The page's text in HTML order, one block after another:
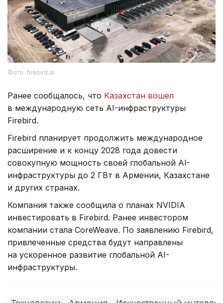
Фото: firebird.ai
Ранее сообщалось, что Казахстан вошел
в международную сеть AI-инфраструктуры
Firebird.
Firebird планирует продолжить международное
расширение и к концу 2028 года довести
совокупную мощность своей глобальной AI-
инфраструктуры до 2 ГВт в Армении, Казахстане
и других странах.
Компания также сообщила о планах NVIDIA
инвестировать в Firebird. Ранее инвестором
компании стала CoreWeave. По заявлению Firebird,
привлеченные средства будут направлены
на ускоренное развитие глобальной AI-
инфраструктуры.